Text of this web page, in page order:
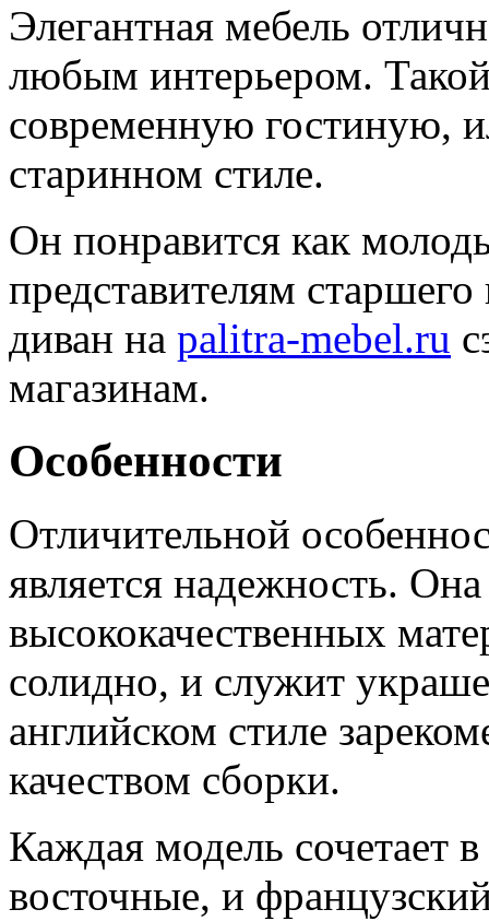
Элегантная мебель
любым интерьером.
современную гостиную,
старинном стиле.
Он понравится как
представителям
диван на palitra-mebel.ru
магазинам.
Особенности
Отличительной
является надежность.
высококачественных
солидно, и служит
английском стиле
качеством сборки.
Каждая модель сочетает
восточные, и